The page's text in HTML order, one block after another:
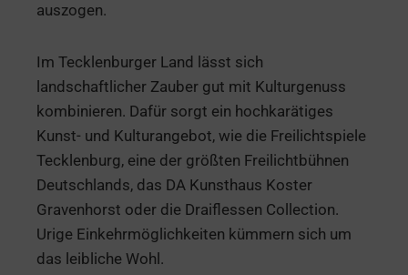
auszogen.
Im Tecklenburger Land lässt sich
landschaftlicher Zauber gut mit Kulturgenuss
kombinieren. Dafür sorgt ein hochkarätiges
Kunst- und Kulturangebot, wie die Freilichtspiele
Tecklenburg, eine der größten Freilichtbühnen
Deutschlands, das DA Kunsthaus Koster
Gravenhorst oder die Draiflessen Collection.
Urige Einkehrmöglichkeiten kümmern sich um
das leibliche Wohl.